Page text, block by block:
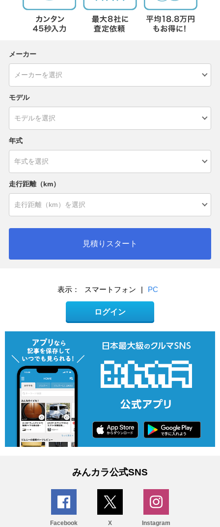
メーカー
モデル
年式
走行距離（km）
見積りスタート
表示： スマートフォン | PC
ログイン
みんカラ公式SNS
Facebook X Instagram